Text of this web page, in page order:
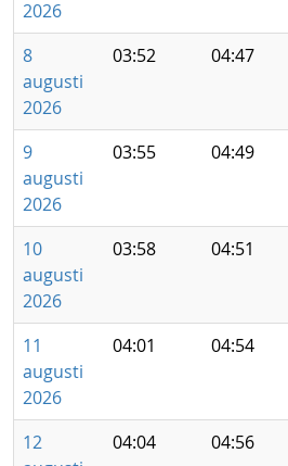
2026
8
augusti
2026
03:52 04:47
9
augusti
2026
03:55 04:49
10
augusti
2026
03:58 04:51
11
augusti
2026
04:01 04:54
12
04:04 04:56